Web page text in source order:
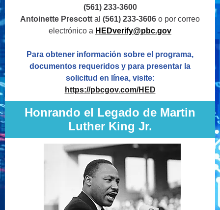
(561) 233-3600
Antoinette Prescott al (561) 233-3606 o por correo
electrónico a HEDverify@pbc.gov
Para obtener información sobre el programa,
documentos requeridos y para presentar la
solicitud en línea, visite:
https://pbcgov.com/HED
Honrando el Legado de Martin
Luther King Jr.